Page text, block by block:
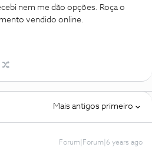
nem me dão opções. Roça o
vendido online.
Mais antigos primeiro
Forum|Forum|6 years ago